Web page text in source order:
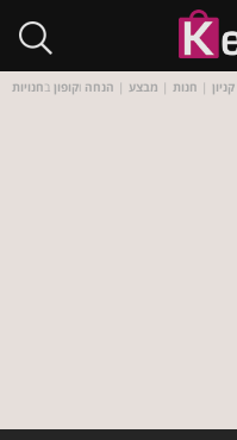
קניון | חנות | מבצע | הנחה וקופון בחנויות